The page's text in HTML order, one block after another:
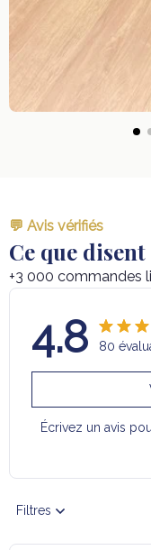
💬 Avis vérifiés
Ce que
+3 000 commandes
4.8 80
Écrivez un avis
Filtres